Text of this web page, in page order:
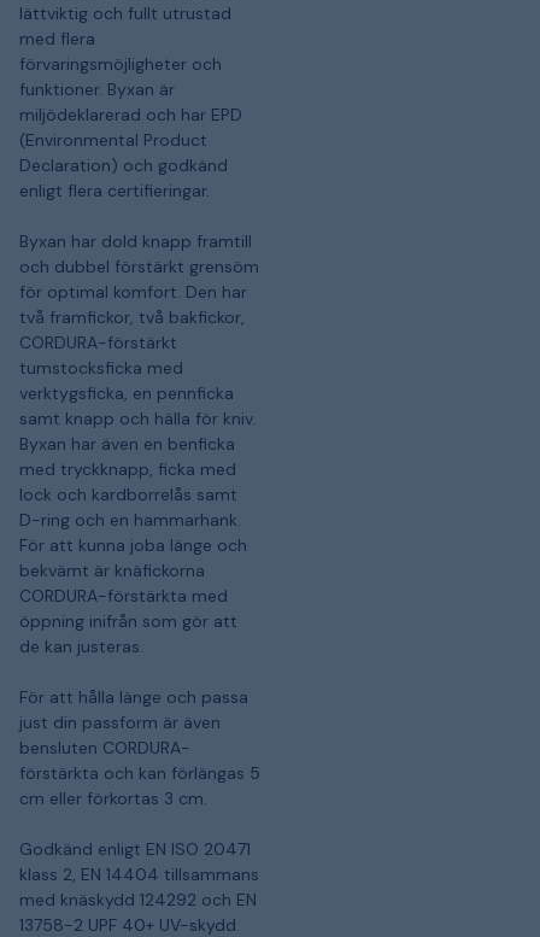
lättviktig och fullt utrustad
med flera
förvaringsmöjligheter och
funktioner. Byxan är
miljödeklarerad och har EPD
(Environmental Product
Declaration) och godkänd
enligt flera certifieringar.
Byxan har dold knapp framtill
och dubbel förstärkt grensöm
för optimal komfort. Den har
två framfickor, två bakfickor,
CORDURA-förstärkt
tumstocksficka med
verktygsficka, en pennficka
samt knapp och hälla för kniv.
Byxan har även en benficka
med tryckknapp, ficka med
lock och kardborrelås samt
D-ring och en hammarhank.
För att kunna joba länge och
bekvämt är knäfickorna
CORDURA-förstärkta med
öppning inifrån som gör att
de kan justeras.
För att hålla länge och passa
just din passform är även
bensluten CORDURA-
förstärkta och kan förlängas 5
cm eller förkortas 3 cm.
Godkänd enligt EN ISO 20471
klass 2, EN 14404 tillsammans
med knäskydd 124292 och EN
13758-2 UPF 40+ UV-skydd.